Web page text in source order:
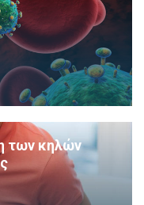
των κηλών